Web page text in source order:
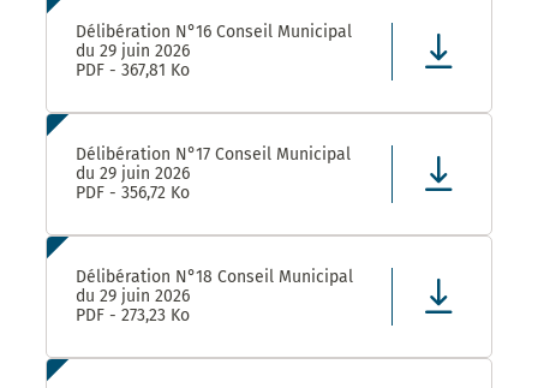
Délibération N°16 Conseil Municipal
du 29 juin 2026
PDF - 367,81 Ko
Délibération N°17 Conseil Municipal
du 29 juin 2026
PDF - 356,72 Ko
Délibération N°18 Conseil Municipal
du 29 juin 2026
PDF - 273,23 Ko